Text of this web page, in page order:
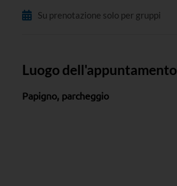
Su prenotazione solo per gruppi
Luogo dell'appuntamento
Papigno, parcheggio